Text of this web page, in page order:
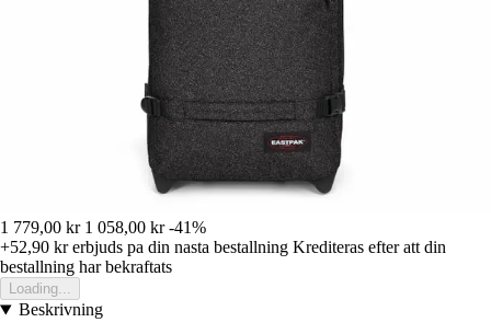
1 779,00 kr 1 058,00 kr -41%
+52,90 krerbjuds pa din nasta bestallning Krediteras efter att din
bestallning har bekraftats
Loading...
Beskrivning